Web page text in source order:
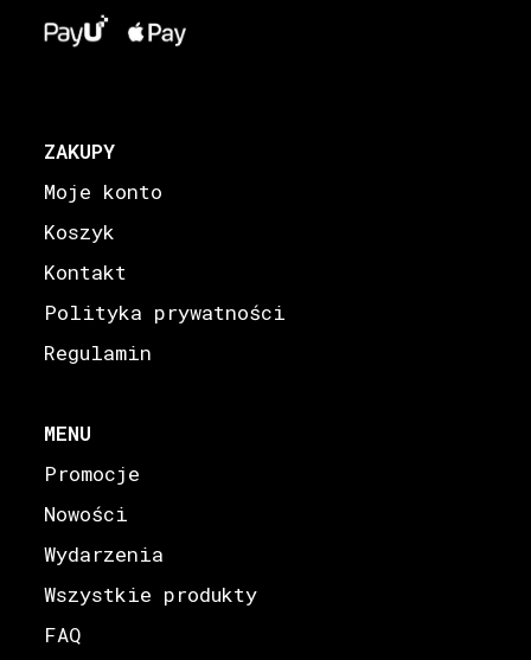
ZAKUPY
Moje konto
Koszyk
Kontakt
Polityka prywatności
Regulamin
MENU
Promocje
Nowości
Wydarzenia
Wszystkie produkty
FAQ